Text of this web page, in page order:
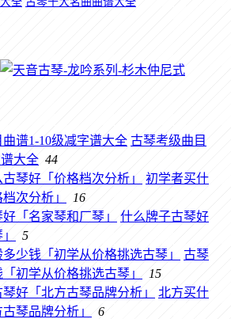
古琴考级曲目
大全 44
初学者买什
次分析」
16
什么牌子古琴好
5
古琴
初学从价格挑选古琴」
15
北方买什
琴品牌分析」
6